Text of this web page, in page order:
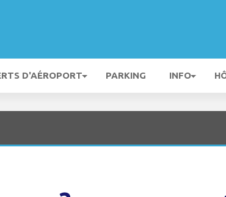
D'AÉROPORT PARKING INFO